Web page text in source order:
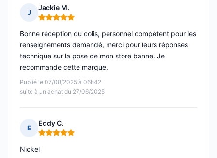
J
Jackie M.
Note : 5 sur 5
Publié le 07/08/2025 à 06h42
suite à un achat du 27/06/2025
Bonne réception du colis, personnel compétent pour les
renseignements demandé, merci pour leurs réponses
technique sur la pose de mon store banne. Je
recommande cette marque.
E
Eddy C.
Note : 5 sur 5
Nickel